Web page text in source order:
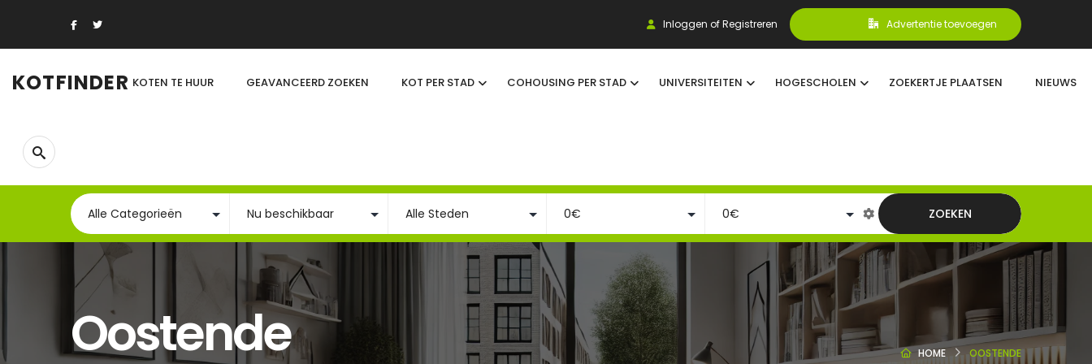
Inloggen of Registreren Advertentie toevoegen
KOTFINDER KOTEN TE HUUR GEAVANCEERD ZOEKEN KOT PER STAD COHOUSING PER STAD UNIVERSITEITEN HOGESCHOLEN ZOEKERTJE PLAATSEN NIEUWS
ZOEKEN
Oostende HOME OOSTENDE